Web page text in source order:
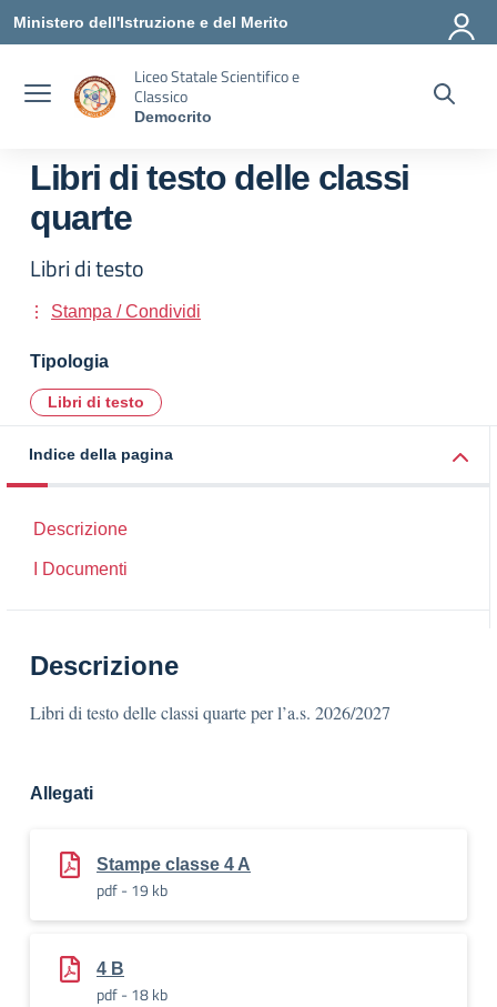
Ministero dell'Istruzione e del Merito
Liceo Statale Scientifico e
Classico
Democrito
Libri di testo delle classi
quarte
Libri di testo
Stampa / Condividi
Tipologia
Libri di testo
Indice della pagina
Descrizione
I Documenti
Descrizione
Libri di testo delle classi quarte per l’a.s. 2026/2027
Allegati
Stampe classe 4 A
pdf - 19 kb
4 B
pdf - 18 kb